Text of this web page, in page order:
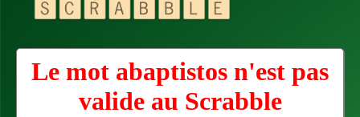
Le mot abaptistos n'est pas
valide au Scrabble